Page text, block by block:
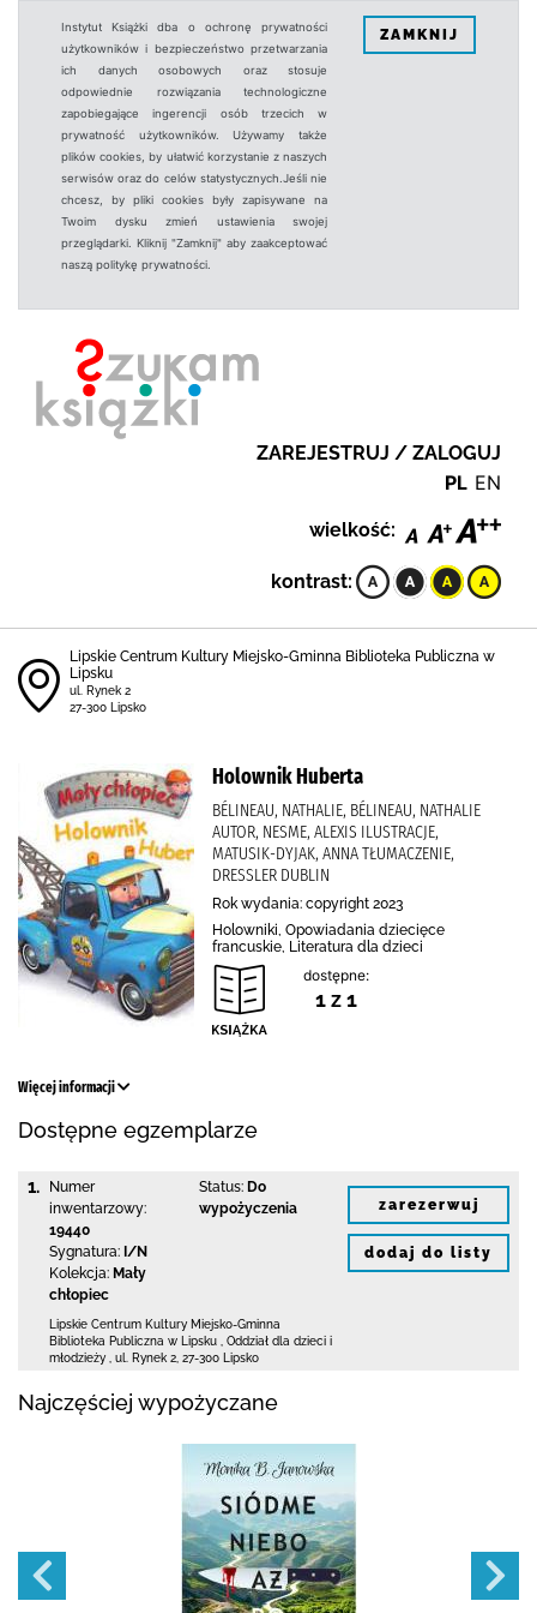
Instytut Książki dba o ochronę prywatności
użytkowników i bezpieczeństwo przetwarzania
ich danych osobowych oraz stosuje
odpowiednie rozwiązania technologiczne
zapobiegające ingerencji osób trzecich w
prywatność użytkowników. Używamy także
plików cookies, by ułatwić korzystanie z naszych
serwisów oraz do celów statystycznych.Jeśli nie
chcesz, by pliki cookies były zapisywane na
Twoim dysku zmień ustawienia swojej
przeglądarki. Kliknij "Zamknij" aby zaakceptować
naszą politykę prywatności.
ZAMKNIJ
ZAREJESTRUJ / ZALOGUJ
PL EN
wielkość:
kontrast:
Lipskie Centrum Kultury Miejsko-Gminna Biblioteka Publiczna w
Lipsku
ul. Rynek 2
27-300 Lipsko
Holownik Huberta
BÉLINEAU, NATHALIE, BÉLINEAU, NATHALIE
AUTOR, NESME, ALEXIS ILUSTRACJE,
MATUSIK-DYJAK, ANNA TŁUMACZENIE,
DRESSLER DUBLIN
Rok wydania: copyright 2023
Holowniki, Opowiadania dziecięce
francuskie, Literatura dla dzieci
dostępne:
1 z 1
Więcej informacji
Dostępne egzemplarze
1.
Numer
inwentarzowy:
19440
Sygnatura: I/N
Kolekcja: Mały
chłopiec
Status: Do
wypożyczenia
Lipskie Centrum Kultury Miejsko-Gminna
Biblioteka Publiczna w Lipsku
Oddział dla dzieci i
młodzieży , ul. Rynek 2 27-300 Lipsko
zarezerwuj
dodaj do listy
Najczęściej wypożyczane